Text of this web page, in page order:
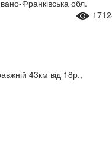
Франківська обл.
43км від 18р.,